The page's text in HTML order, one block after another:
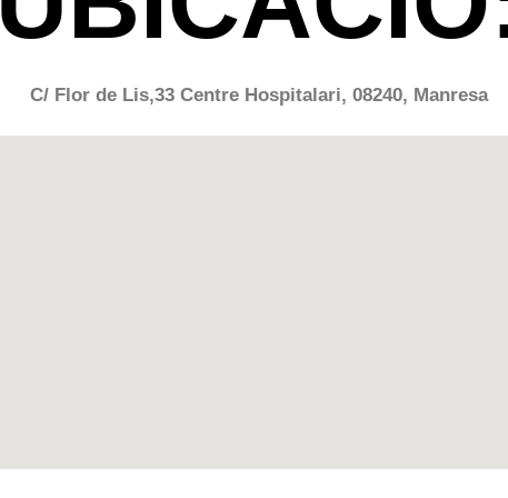
C/ Flor de Lis,33 Centre Hospitalari, 08240, Manresa